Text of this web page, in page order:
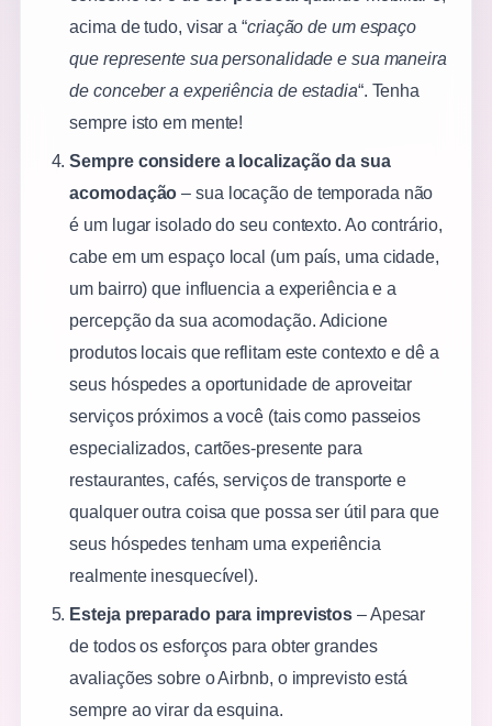
acima de tudo, visar a “criação de um espaço
que represente sua personalidade e sua maneira
de conceber a experiência de estadia“. Tenha
sempre isto em mente!
Sempre considere a localização da sua
acomodação – sua locação de temporada não
é um lugar isolado do seu contexto. Ao contrário,
cabe em um espaço local (um país, uma cidade,
um bairro) que influencia a experiência e a
percepção da sua acomodação. Adicione
produtos locais que reflitam este contexto e dê a
seus hóspedes a oportunidade de aproveitar
serviços próximos a você (tais como passeios
especializados, cartões-presente para
restaurantes, cafés, serviços de transporte e
qualquer outra coisa que possa ser útil para que
seus hóspedes tenham uma experiência
realmente inesquecível).
Esteja preparado para imprevistos – Apesar
de todos os esforços para obter grandes
avaliações sobre o Airbnb, o imprevisto está
sempre ao virar da esquina.